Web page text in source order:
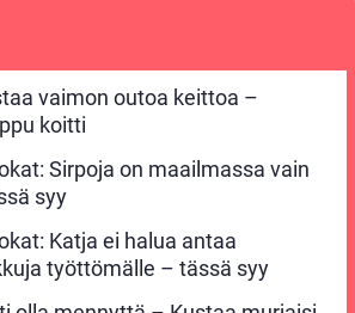
vaimon outoa keittoa –
koitti
Sirpoja on maailmassa vain
syy
Katja ei halua antaa
työttömälle – tässä syy